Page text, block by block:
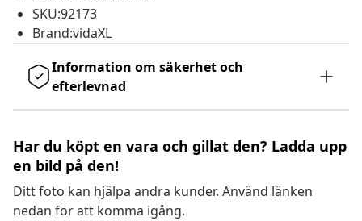
SKU:92173
Brand:vidaXL
Information om säkerhet och
efterlevnad
Har du köpt en vara och gillat den? Ladda upp
en bild på den!
Ditt foto kan hjälpa andra kunder. Använd länken
nedan för att komma igång.